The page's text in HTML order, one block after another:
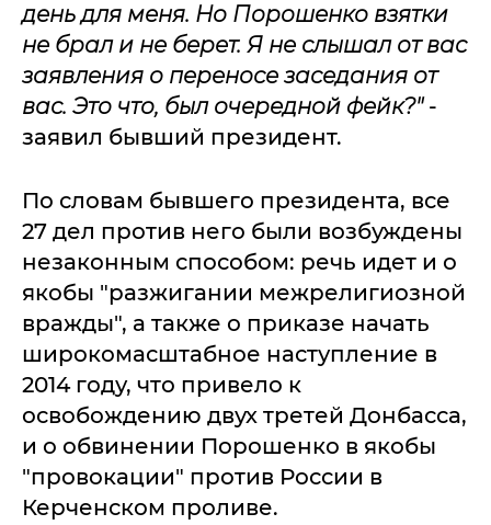
день для меня. Но Порошенко взятки
не брал и не берет. Я не слышал от вас
заявления о переносе заседания от
вас. Это что, был очередной фейк?"-
заявил бывший президент.
По словам бывшего президента, все
27 дел против него были возбуждены
незаконным способом: речь идет и о
якобы "разжигании межрелигиозной
вражды", а также о приказе начать
широкомасштабное наступление в
2014 году, что привело к
освобождению двух третей Донбасса,
и о обвинении Порошенко в якобы
"провокации" против России в
Керченском проливе.